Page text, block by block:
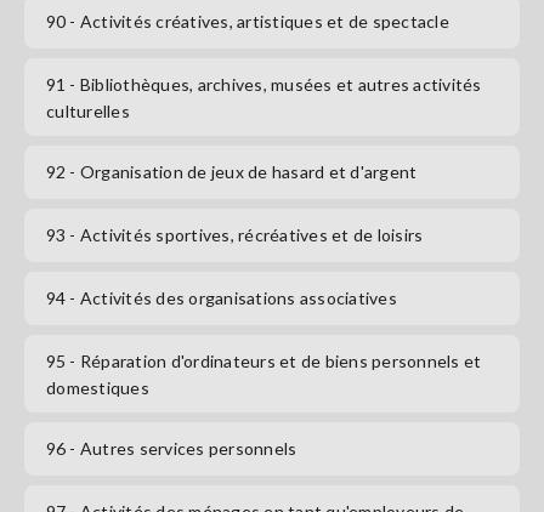
90 - Activités créatives, artistiques et de spectacle
91 - Bibliothèques, archives, musées et autres activités
culturelles
92 - Organisation de jeux de hasard et d'argent
93 - Activités sportives, récréatives et de loisirs
94 - Activités des organisations associatives
95 - Réparation d'ordinateurs et de biens personnels et
domestiques
96 - Autres services personnels